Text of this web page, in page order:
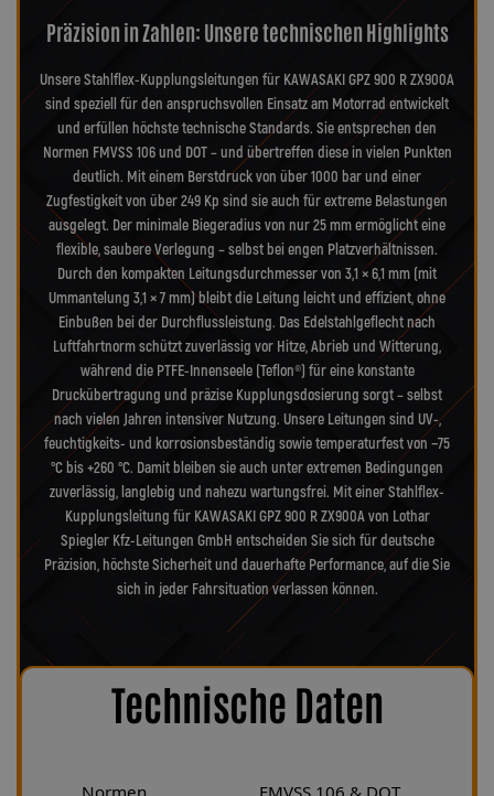
Präzision in Zahlen: Unsere technischen Highlights
Unsere Stahlflex-Kupplungsleitungen für KAWASAKI GPZ 900 R ZX900A
sind speziell für den anspruchsvollen Einsatz am Motorrad entwickelt
und erfüllen höchste technische Standards. Sie entsprechen den
Normen FMVSS 106 und DOT – und übertreffen diese in vielen Punkten
deutlich. Mit einem Berstdruck von über 1000 bar und einer
Zugfestigkeit von über 249 Kp sind sie auch für extreme Belastungen
ausgelegt. Der minimale Biegeradius von nur 25 mm ermöglicht eine
flexible, saubere Verlegung – selbst bei engen Platzverhältnissen.
Durch den kompakten Leitungsdurchmesser von 3,1 × 6,1 mm (mit
Ummantelung 3,1 × 7 mm) bleibt die Leitung leicht und effizient, ohne
Einbußen bei der Durchflussleistung. Das Edelstahlgeflecht nach
Luftfahrtnorm schützt zuverlässig vor Hitze, Abrieb und Witterung,
während die PTFE-Innenseele (Teflon®) für eine konstante
Druckübertragung und präzise Kupplungsdosierung sorgt – selbst
nach vielen Jahren intensiver Nutzung. Unsere Leitungen sind UV-,
feuchtigkeits- und korrosionsbeständig sowie temperaturfest von −75
°C bis +260 °C. Damit bleiben sie auch unter extremen Bedingungen
zuverlässig, langlebig und nahezu wartungsfrei. Mit einer Stahlflex-
Kupplungsleitung für KAWASAKI GPZ 900 R ZX900A von Lothar
Spiegler Kfz-Leitungen GmbH entscheiden Sie sich für deutsche
Präzision, höchste Sicherheit und dauerhafte Performance, auf die Sie
sich in jeder Fahrsituation verlassen können.
Technische Daten
Normen FMVSS 106 & DOT